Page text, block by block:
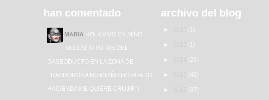
han comentado
MARIA HOLA VIVO EN MIÑO
NECESITO FOTOS DEL
GASEODUCTO EN LA ZONA DE
TRASDOROÑA NO MUIÑO DO PRADO.
HACIENDA ME QUIERE CRUJIR Y
archivo del blog
► (1)
► (1)
► (26)
► (43)
► (37)